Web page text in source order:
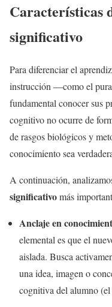
Características
significativo
Para diferenciar el
instrucción —como el
fundamental conocer sus
cognitivo no ocurre de
de rasgos biológicos y
conocimiento sea
A continuación,
significativomás
Anclaje en
elemental es que el
aislada. Busca
una idea, imagen o
cognitiva del alumno